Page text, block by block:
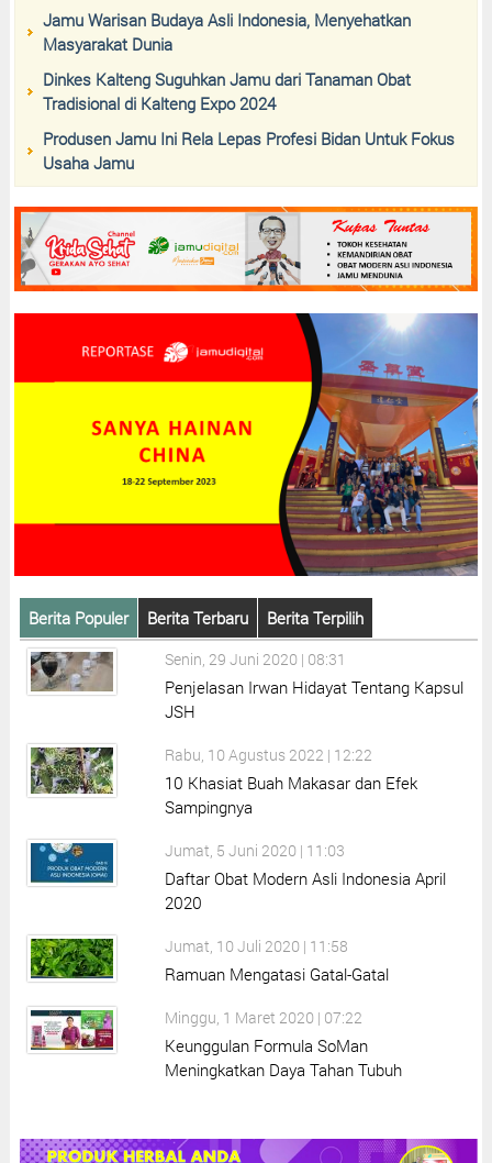
Jamu Warisan Budaya Asli Indonesia, Menyehatkan
Masyarakat Dunia
Dinkes Kalteng Suguhkan Jamu dari Tanaman Obat
Tradisional di Kalteng Expo 2024
Produsen Jamu Ini Rela Lepas Profesi Bidan Untuk Fokus
Usaha Jamu
Berita Populer Berita Terbaru Berita Terpilih
Senin, 29 Juni 2020 | 08:31
Penjelasan Irwan Hidayat Tentang Kapsul
JSH
Rabu, 10 Agustus 2022 | 12:22
10 Khasiat Buah Makasar dan Efek
Sampingnya
Jumat, 5 Juni 2020 | 11:03
Daftar Obat Modern Asli Indonesia April
2020
Jumat, 10 Juli 2020 | 11:58
Ramuan Mengatasi Gatal-Gatal
Minggu, 1 Maret 2020 | 07:22
Keunggulan Formula SoMan
Meningkatkan Daya Tahan Tubuh